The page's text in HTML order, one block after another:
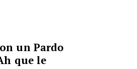
un Pardo
que le